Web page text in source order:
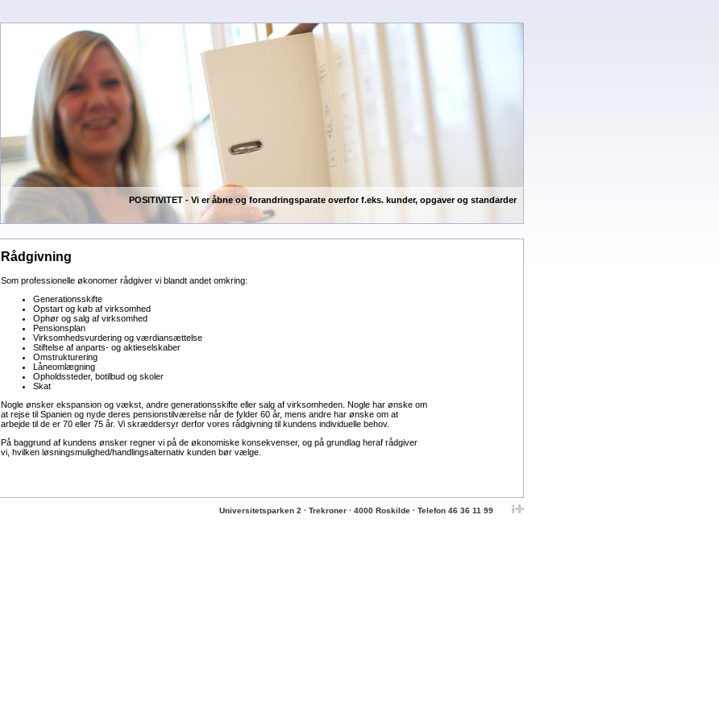
POSITIVITET - Vi er åbne og forandringsparate overfor f.eks. kunder, opgaver og standarder
Rådgivning
Som professionelle økonomer rådgiver vi blandt andet omkring:
Generationsskifte
Opstart og køb af virksomhed
Ophør og salg af virksomhed
Pensionsplan
Virksomhedsvurdering og værdiansættelse
Stiftelse af anparts- og aktieselskaber
Omstrukturering
Låneomlægning
Opholdssteder, botilbud og skoler
Skat
Nogle ønsker ekspansion og vækst, andre generationsskifte eller salg af virksomheden. Nogle har ønske om
at rejse til Spanien og nyde deres pensionstilværelse når de fylder 60 år, mens andre har ønske om at
arbejde til de er 70 eller 75 år. Vi skræddersyr derfor vores rådgivning til kundens individuelle behov.
På baggrund af kundens ønsker regner vi på de økonomiske konsekvenser, og på grundlag heraf rådgiver
vi, hvilken løsningsmulighed/handlingsalternativ kunden bør vælge.
Universitetsparken 2 · Trekroner · 4000 Roskilde · Telefon 46 36 11 99